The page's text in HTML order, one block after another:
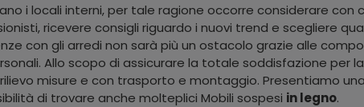
i locali interni, per tale ragione occorre considerare con
ricevere consigli riguardo i nuovi trend e scegliere
con gli arredi non sarà più un ostacolo grazie alle
Allo scopo di assicurare la totale soddisfazione per
misure e con trasporto e montaggio. Presentiamo
di trovare anche molteplici Mobili sospesi in legno.